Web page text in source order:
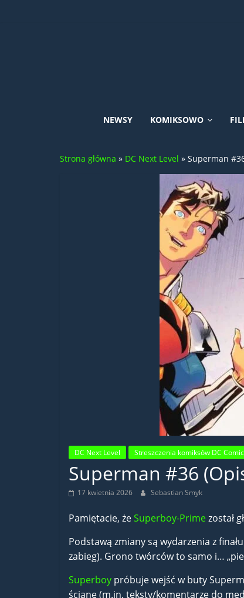
Uniwersum
Comics
NEWSY KOMIKSOWO
Strona główna » DC Next Level » Superman
DC Next Level Streszczenia komiksów DC
Superman #36
17 kwietnia 2026 Sebastian Smyk
Pamiętacie, żeSuperboy-Primezostał
Podstawą zmiany są wydarzenia z
zabieg). Grono twórców to samo i…
Superboy próbuje wejść w buty
ścianę (m.in. teksty/komentarze do